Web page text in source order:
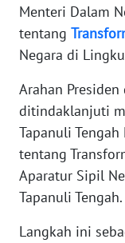
Menteri Dalam
tentang
Negara di
Arahan
ditindaklanjuti
Tapanuli
tentang
Aparatur Sipil
Tapanuli Tengah.
Langkah ini
WN
JAMBI
WN
SULTRA
WN
NTB
WN